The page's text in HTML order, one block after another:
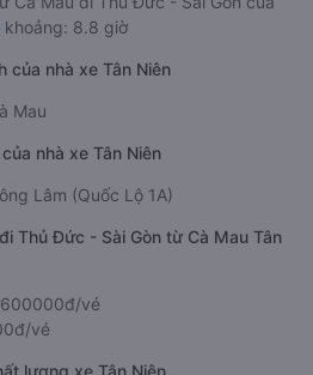
khoảng: 8.8 giờ
của nhà xe Tân Niên
Mau
nhà xe Tân Niên
Lâm (Quốc Lộ 1A)
Thủ Đức - Sài Gòn từ Cà Mau Tân
vé
vé
lượng xe Tân Niên